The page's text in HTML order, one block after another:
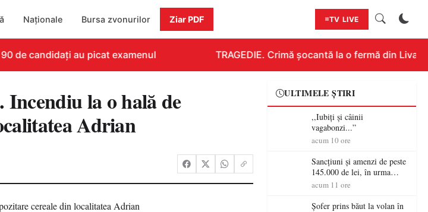
Naționale Bursa zvonurilor Ziar PDF TV LIVE
de candidați au picat examenul TRAGEDIE. Crimă șocantă la o fermă din
la o hală de
Adrian
ULTIMELE ȘTIRI
,,Iubiți și câinii
vagabonzi...”
acum 10 ore
Sancțiuni și amenzi de peste
145.000 de lei, în urma
acțiunilor polițiștilor
acum 11 ore
Șofer prins băut la volan în